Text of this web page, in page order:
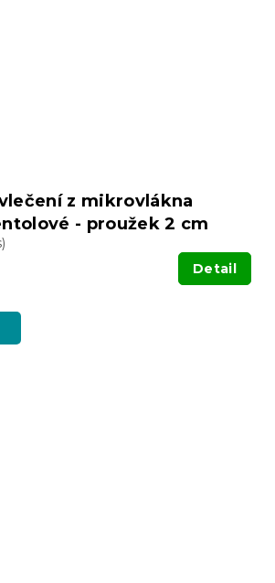
z mikrovlákna
- proužek 2 cm
Detail